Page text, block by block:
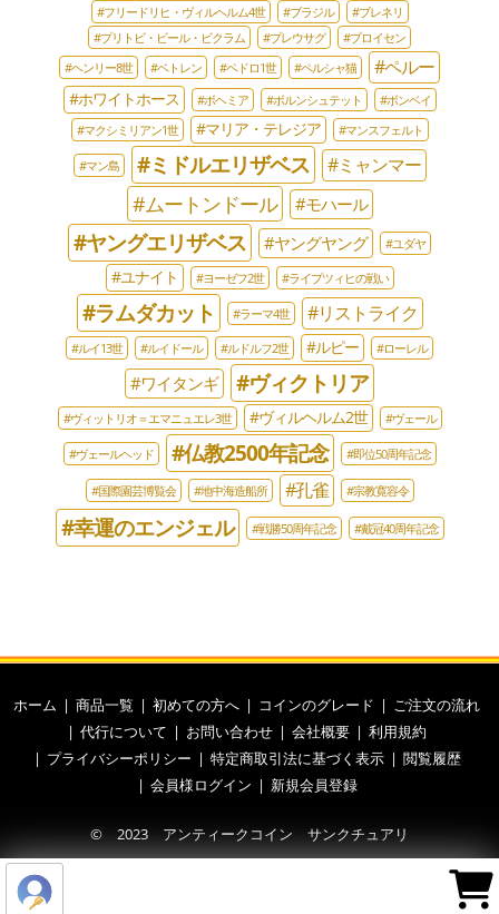
#フリードリヒ・ヴィルヘルム4世 #ブラジル
#ブレネリ
#プリトビ・ビール・ビクラム
#プレウサグ
#プロイセン
#ヘンリー8世
#ベトレン #ペドロ1世 #ペルシャ猫 #ペルー
#ホワイトホース #ボヘミア #ボルンシュテット
#ボンベイ
#マクシミリアン1世
#マリア・テレジア #マンスフェルト
#マン島 #ミドルエリザベス #ミャンマー
#ムートンドール #モハール
#ヤングエリザベス #ヤングヤング #ユダヤ
#ユナイト #ヨーゼフ2世 #ライプツィヒの戦い
#ラムダカット #ラーマ4世 #リストライク
#ルイ13世 #ルイドール #ルドルフ2世 #ルピー #ローレル
#ワイタンギ #ヴィクトリア
#ヴィットリオ＝エマニュエレ3世 #ヴィルヘルム2世 #ヴェール
#ヴェールヘッド #仏教2500年記念 #即位50周年記念
#国際園芸博覧会 #地中海造船所 #孔雀 #宗教寛容令
#幸運のエンジェル #戦勝50周年記念 #戴冠40周年記念
ホーム 商品一覧 初めての方へ コインのグレード
ご注文の流れ
代行について
お問い合わせ 会社概要
利用規約
プライバシーポリシー
特定商取引法に基づく表示
閲覧履歴
会員様ログイン
新規会員登録
© 2023 アンティークコイン サンクチュアリ